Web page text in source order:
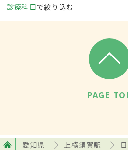
診療科目で絞り込む
PAGE
愛知県 上横須賀駅